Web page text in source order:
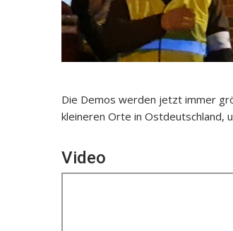
Die Demos werden jetzt immer
kleineren Orte in Ostdeutschland,
Video